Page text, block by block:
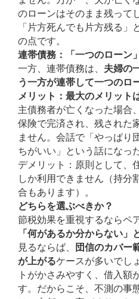
のローンはそのまま残って
「片方死んでも片方残る」
の点です。
連帯債務：「一つのローン
一方、連帯債務は、 夫婦の
う一方が連帯して一つのロ
メリット：最大のメリット
主債務者が亡くなった場合
保険で完済され、残された
ません。会話で「やっぱり
ちがいい」という話になっ
デメリット：原則として、
しか利用できません（持分
合もあります）。
どちらを選ぶべきか？
節税効果を重視するならペ
「何があるか分からない」
見るならば、
団信のカバー
が上がるケースが多いでし
トがかさみやすく、借入額
す。だからこそ、不測の事